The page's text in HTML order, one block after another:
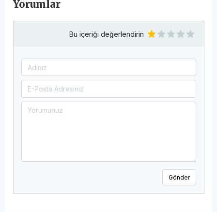
Yorumlar
Bu içeriği değerlendirin
Gönder